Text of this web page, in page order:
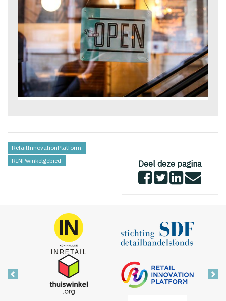
Deel deze pagina
RetailInnovationPlatform
RINPwinkelgebied
Vorige